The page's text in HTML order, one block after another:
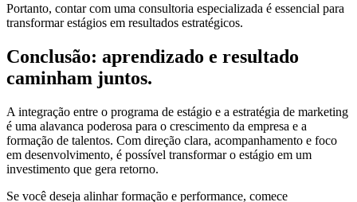
Portanto, contar com uma consultoria especializada é essencial para
transformar estágios em resultados estratégicos.
Conclusão: aprendizado e resultado
caminham juntos.
A integração entre o programa de estágio e a estratégia de marketing
é uma alavanca poderosa para o crescimento da empresa e a
formação de talentos. Com direção clara, acompanhamento e foco
em desenvolvimento, é possível transformar o estágio em um
investimento que gera retorno.
Se você deseja alinhar formação e performance, comece